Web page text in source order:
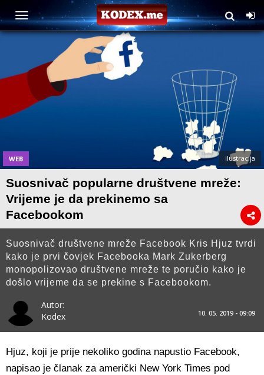
WEB ilustracija
Suosnivač popularne društvene mreže:
Vrijeme je da prekinemo sa
Facebookom
Suosnivač društvene mreže Facebook Kris Hjuz tvrdi
kako je prvi čovjek Facebooka Mark Zukerberg
monopolizovao društvene mreže te poručio kako je
došlo vrijeme da se prekine s Facebookom.
Autor:
Kodex
10. 05. 2019 - 09:09
Hjuz, koji je prije nekoliko godina napustio Facebook,
napisao je članak za američki New York Times pod